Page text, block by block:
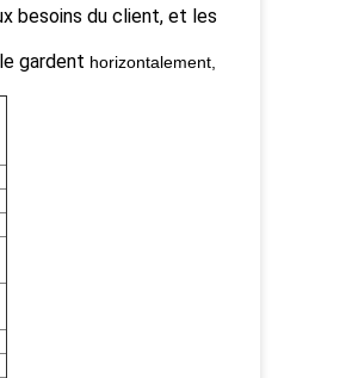
besoins du client, et les
gardent horizontalement,